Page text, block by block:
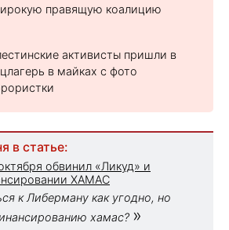
правящую коалицию
активисты пришли в
в майках с фото
в статье:
обвинил «Ликуд» и
ХАМАС
к Либерману как угодно, но
хамас? »